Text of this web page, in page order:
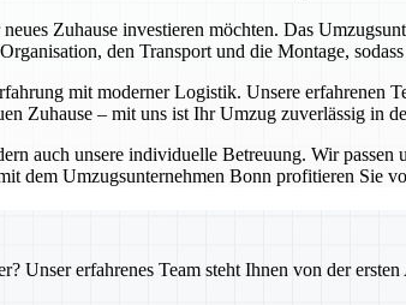
Zuhause investieren möchten. Das
den Transport und die Montage,
mit moderner Logistik. Unsere erfahrenen
Zuhause – mit uns ist Ihr Umzug zuverlässig in
auch unsere individuelle Betreuung. Wir
dem Umzugsunternehmen Bonn profitieren Sie
Unser erfahrenes Team steht Ihnen von der